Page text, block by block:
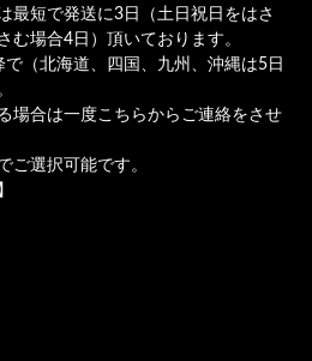
最短で発送に3日（土日祝日をはさ
む場合4日）頂いております。
（北海道、四国、九州、沖縄は5日
場合は一度こちらからご連絡をさせ
ご選択可能です。